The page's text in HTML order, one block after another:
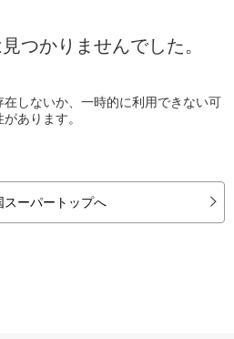
つかりませんでした。
しないか、一時的に利用できない可
があります。
スーパートップへ